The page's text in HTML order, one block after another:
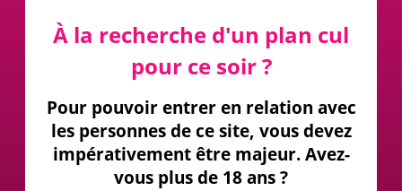
À la recherche d'un plan cul
pour ce soir ?
Pour pouvoir entrer en relation avec
les personnes de ce site, vous devez
impérativement être majeur. Avez-
vous plus de 18 ans ?